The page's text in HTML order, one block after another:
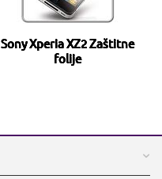
Sony Xperia XZ2 Zaštitne
folije